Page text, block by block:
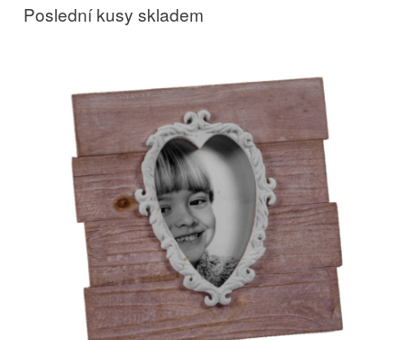
Poslední kusy skladem